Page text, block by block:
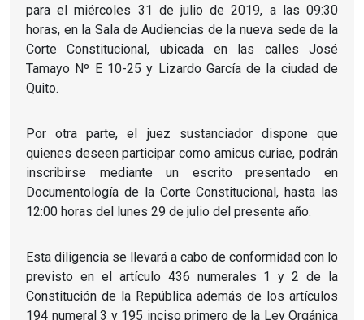
para el miércoles 31 de julio de 2019, a las 09:30
horas, en la Sala de Audiencias de la nueva sede de la
Corte Constitucional, ubicada en las calles José
Tamayo Nº E 10-25 y Lizardo García de la ciudad de
Quito.
Por otra parte, el juez sustanciador dispone que
quienes deseen participar como amicus curiae, podrán
inscribirse mediante un escrito presentado en
Documentología de la Corte Constitucional, hasta las
12:00 horas del lunes 29 de julio del presente año.
Esta diligencia se llevará a cabo de conformidad con lo
previsto en el artículo 436 numerales 1 y 2 de la
Constitución de la República además de los artículos
194 numeral 3 y 195 inciso primero de la Ley Orgánica